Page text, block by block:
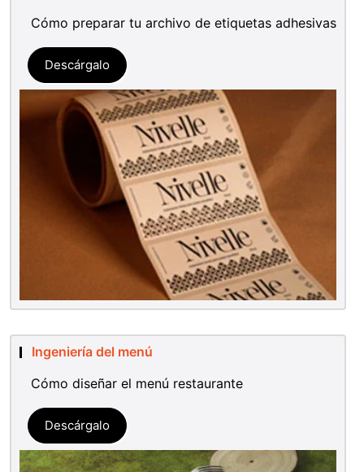
Cómo preparar tu archivo de etiquetas adhesivas
Descárgalo
Ingeniería del menú
Cómo diseñar el menú restaurante
Descárgalo